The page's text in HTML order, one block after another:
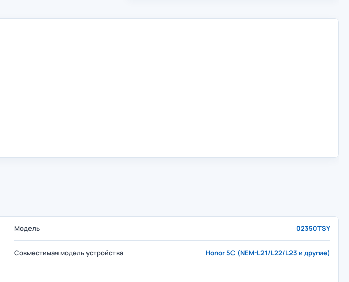
Модель 02350TSY
Совместимая модель устройства Honor 5C (NEM-L21/L22/L23 и другие)